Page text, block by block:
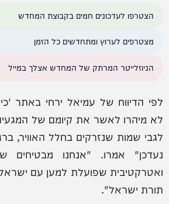
הצטרפו לעדכונים חמים בקבוצת המחדש
מצטרפים לערוץ ומתחדשים כל הזמן
הניוזלייטר המרתק של המחדש אצלך במייל
לפי הדיווח של עמיאל ירחי באתר
לא מיהרו לאשר את קיומם של
לגבי שמות שנזרקים בחלל האוויר,
נעדכן" אמרו. "אנחנו מבטיחים
ואטרקטיבית שפועלת למען עם
תורת ישראל".